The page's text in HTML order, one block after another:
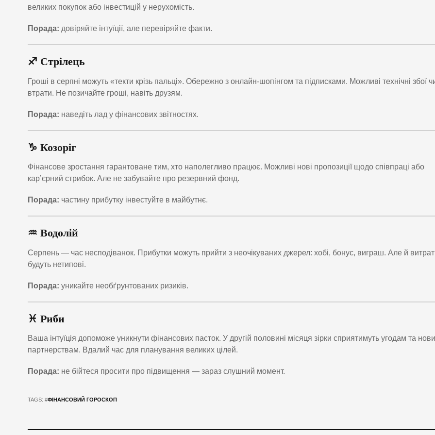
великих покупок або інвестицій у нерухомість.
Порада: довіряйте інтуїції, але перевіряйте факти.
♐ Стрілець
Гроші в серпні можуть «текти крізь пальці». Обережно з онлайн-шопінгом та підписками. Можливі технічні збої
втрати. Не позичайте гроші, навіть друзям.
Порада: наведіть лад у фінансових звітностях.
♑ Козоріг
Фінансове зростання гарантоване тим, хто наполегливо працює. Можливі нові пропозиції щодо співпраці або
кар’єрний стрибок. Але не забувайте про резервний фонд.
Порада: частину прибутку інвестуйте в майбутнє.
♒ Водолій
Серпень — час несподіванок. Прибутки можуть прийти з неочікуваних джерел: хобі, бонус, виграш. Але й
будуть нетипові.
Порада: уникайте необґрунтованих ризиків.
♓ Риби
Ваша інтуїція допоможе уникнути фінансових пасток. У другій половині місяця зірки сприятимуть угодам та
партнерствам. Вдалий час для планування великих цілей.
Порада: не бійтеся просити про підвищення — зараз слушний момент.
TAGS: #ФІНАНСОВИЙ ГОРОСКОП